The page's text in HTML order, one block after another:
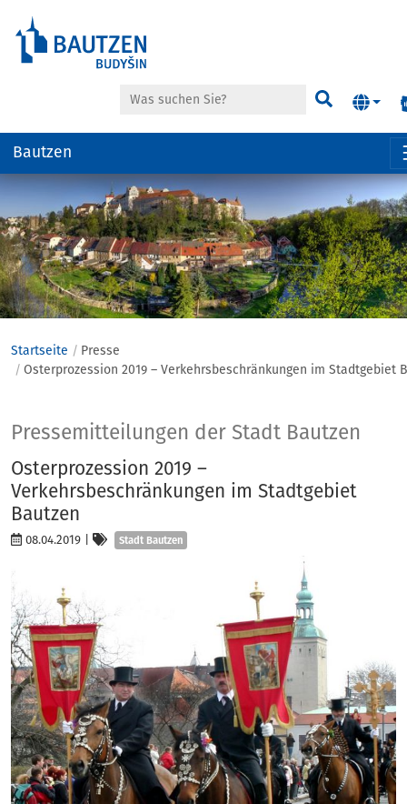
der
anspringen
Suche Suchen
Bautzen
Startseite
Presse
Osterprozession 2019 – Verkehrsbeschränkungen im Stadtgebiet
Presse
Pressemitteilungen der Stadt Bautzen
Osterprozession 2019 –
Verkehrsbeschränkungen im Stadtgebiet
Bautzen
08.04.2019 Kategorien
Stadt Bautzen